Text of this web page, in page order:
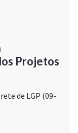
Projetos
de LGP (09-